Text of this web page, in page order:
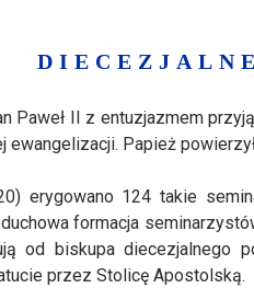
Paweł II z entuzjazmem
ewangelizacji. Papież
erygowano 124 takie
formacja
od biskupa diecezjalnego
przez Stolicę Apostolską.